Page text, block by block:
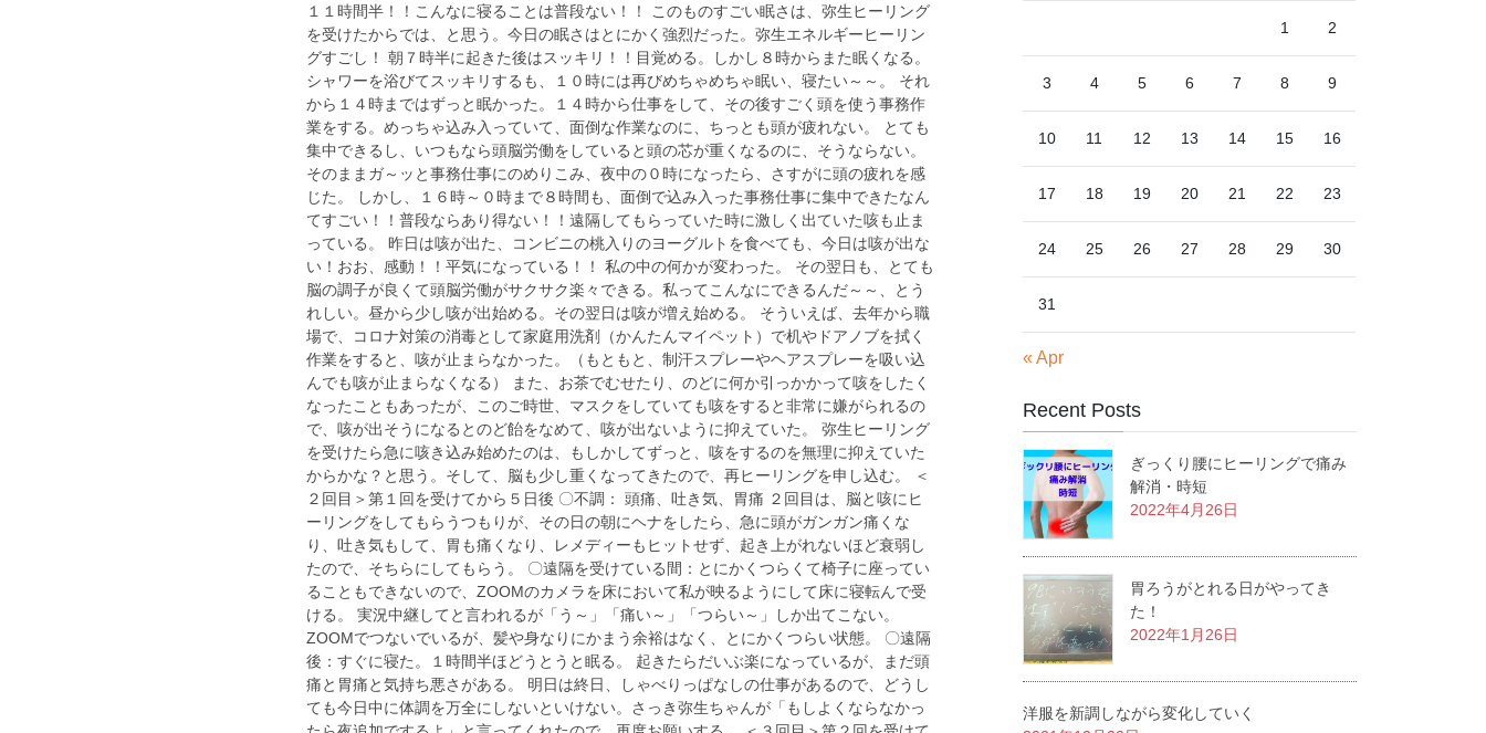
１１時間半！！こんなに寝ることは普段ない！！ このものすごい眠さは、弥生ヒーリング
を受けたからでは、と思う。今日の眠さはとにかく強烈だった。弥生エネルギーヒーリン
グすごし！ 朝７時半に起きた後はスッキリ！！目覚める。しかし８時からまた眠くなる。
シャワーを浴びてスッキリするも、１０時には再びめちゃめちゃ眠い、寝たい～～。 それ
から１４時まではずっと眠かった。１４時から仕事をして、その後すごく頭を使う事務作
業をする。めっちゃ込み入っていて、面倒な作業なのに、ちっとも頭が疲れない。 とても
集中できるし、いつもなら頭脳労働をしていると頭の芯が重くなるのに、そうならない。
そのままガ～ッと事務仕事にのめりこみ、夜中の０時になったら、さすがに頭の疲れを感
じた。 しかし、１６時～０時まで８時間も、面倒で込み入った事務仕事に集中できたなん
てすごい！！普段ならあり得ない！！遠隔してもらっていた時に激しく出ていた咳も止ま
っている。 昨日は咳が出た、コンビニの桃入りのヨーグルトを食べても、今日は咳が出な
い！おお、感動！！平気になっている！！ 私の中の何かが変わった。 その翌日も、とても
脳の調子が良くて頭脳労働がサクサク楽々できる。私ってこんなにできるんだ～～、とう
れしい。昼から少し咳が出始める。その翌日は咳が増え始める。 そういえば、去年から職
場で、コロナ対策の消毒として家庭用洗剤（かんたんマイペット）で机やドアノブを拭く
作業をすると、咳が止まらなかった。（もともと、制汗スプレーやヘアスプレーを吸い込
んでも咳が止まらなくなる） また、お茶でむせたり、のどに何か引っかかって咳をしたく
なったこともあったが、このご時世、マスクをしていても咳をすると非常に嫌がられるの
で、咳が出そうになるとのど飴をなめて、咳が出ないように抑えていた。 弥生ヒーリング
を受けたら急に咳き込み始めたのは、もしかしてずっと、咳をするのを無理に抑えていた
からかな？と思う。そして、脳も少し重くなってきたので、再ヒーリングを申し込む。 ＜
２回目＞第１回を受けてから５日後 〇不調： 頭痛、吐き気、胃痛 ２回目は、脳と咳にヒ
ーリングをしてもらうつもりが、その日の朝にヘナをしたら、急に頭がガンガン痛くな
り、吐き気もして、胃も痛くなり、レメディーもヒットせず、起き上がれないほど衰弱し
たので、そちらにしてもらう。 〇遠隔を受けている間：とにかくつらくて椅子に座ってい
ることもできないので、ZOOMのカメラを床において私が映るようにして床に寝転んで受
ける。 実況中継してと言われるが「う～」「痛い～」「つらい～」しか出てこない。
ZOOMでつないでいるが、髪や身なりにかまう余裕はなく、とにかくつらい状態。 〇遠隔
後：すぐに寝た。１時間半ほどうとうと眠る。 起きたらだいぶ楽になっているが、まだ頭
痛と胃痛と気持ち悪さがある。 明日は終日、しゃべりっぱなしの仕事があるので、どうし
ても今日中に体調を万全にしないといけない。さっき弥生ちゃんが「もしよくならなかっ
1 2
3 4 5 6 7 8 9
10 11 12 13 14 15 16
17 18 19 20 21 22 23
24 25 26 27 28 29 30
31
« Apr
Recent Posts
ぎっくり腰にヒーリングで痛み
解消・時短
2022年4月26日
胃ろうがとれる日がやってき
た！
2022年1月26日
洋服を新調しながら変化していく